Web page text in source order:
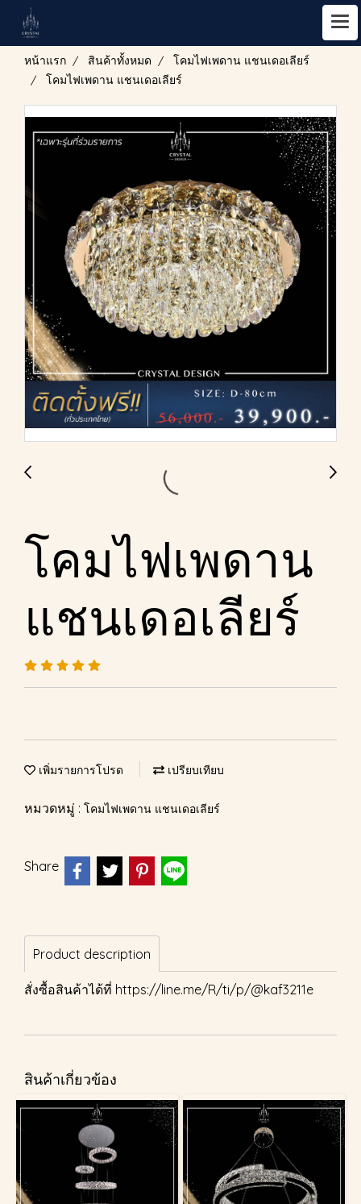
หน้าแรก สินค้าทั้งหมด
โคมไฟเพดาน แชนเดอเลียร์
โคมไฟเพดาน แชนเดอเลียร์
โคมไฟเพดาน
แชนเดอเลียร์
เพิ่มรายการโปรด เปรียบเทียบ
หมวดหมู่ : โคมไฟเพดาน แชนเดอเลียร์
Share
Product description
สั่งซื้อสินค้าได้ที่ https://line.me/R/ti/p/@kaf3211e
สินค้าเกี่ยวข้อง